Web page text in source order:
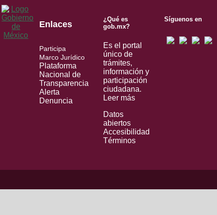
Enlaces
Participa
Marco Jurídico
Plataforma
Nacional de
Transparencia
Alerta
Denuncia
¿Qué es
gob.mx?
Es el portal
único de
trámites,
información y
participación
ciudadana.
Leer más
Datos
abiertos
Accesibilidad
Términos
Síguenos en